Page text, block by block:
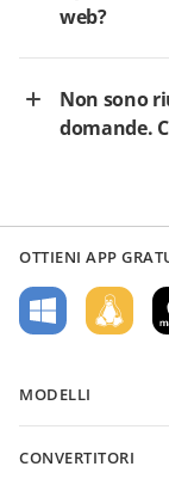
web?
Non sono
domande.
OTTIENI APP
MODELLI
Modelli di documenti di
CONVERTITORI